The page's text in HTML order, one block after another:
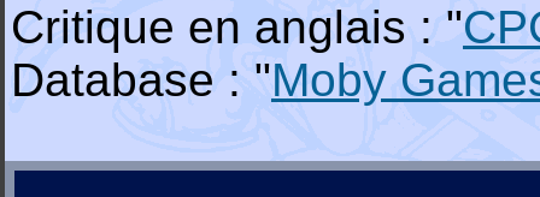
Critique en anglais : "
Database : "Moby